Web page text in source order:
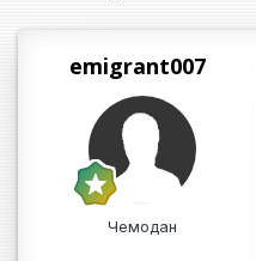
emigrant007
Чемодан